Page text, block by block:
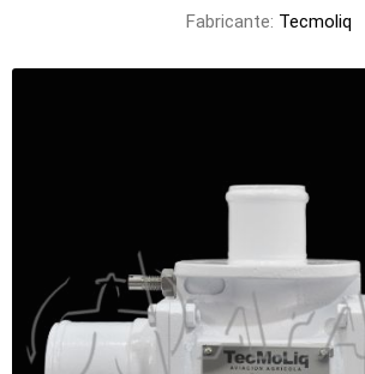
Fabricante: Tecmoliq